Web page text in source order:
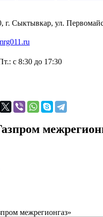
г. Сыктывкар, ул.
с 8:30 до 17:30
межрегионгаз»